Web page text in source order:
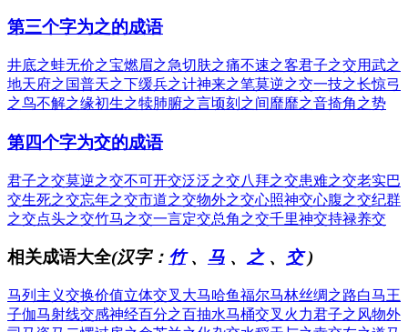
第三个字为之的成语
井底之蛙无价之宝燃眉之急切肤之痛不速之客君子之交用武之
地天府之国普天之下缓兵之计神来之笔莫逆之交一技之长惊弓
之鸟不解之缘初生之犊肺腑之言顷刻之间靡靡之音掎角之势
第四个字为交的成语
君子之交莫逆之交不可开交泛泛之交八拜之交患难之交老实巴
交生死之交忘年之交市道之交物外之交心照神交心腹之交纪群
之交点头之交竹马之交一言定交总角之交千里神交持禄养交
相关成语大全(汉字： 竹、 马 、 之、 交)
马列主义交换价值立体交叉 大马哈鱼福尔马林丝绸之路白马王
子伽马射线交感神经百分之百抽水马桶交叉火力君子之风物外